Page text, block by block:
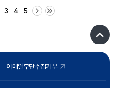
3 4 5
다음 10 페이지 끝 페이지
이메일무단수집거부